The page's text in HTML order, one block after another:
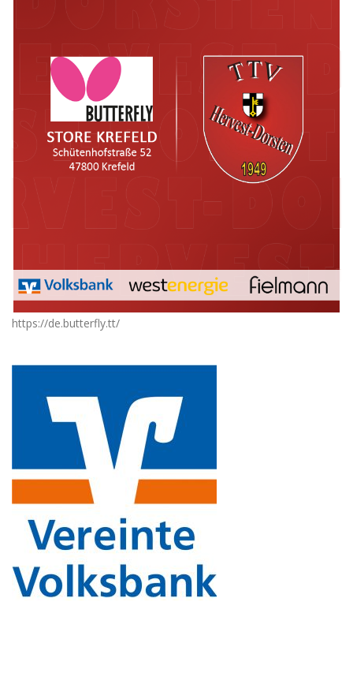
https://de.butterfly.tt/